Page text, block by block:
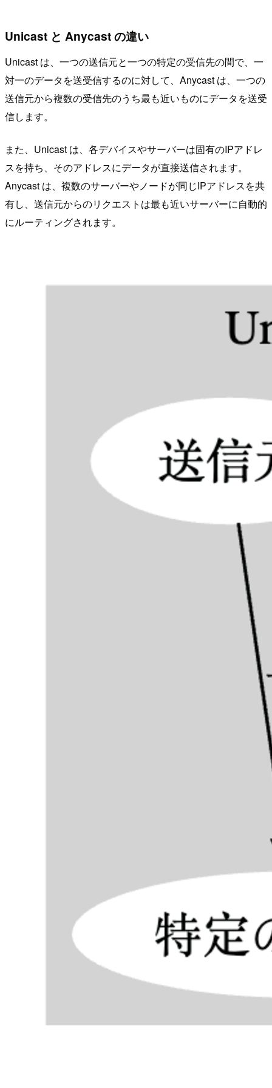
Unicast と Anycast の違い
Unicast は、一つの送信元と一つの特定の受信先の間で、一
対一のデータを送受信するのに対して、Anycast は、一つの
送信元から複数の受信先のうち最も近いものにデータを送受
信します。
また、Unicast は、各デバイスやサーバーは固有のIPアドレ
スを持ち、そのアドレスにデータが直接送信されます。
Anycast は、複数のサーバーやノードが同じIPアドレスを共
有し、送信元からのリクエストは最も近いサーバーに自動的
にルーティングされます。